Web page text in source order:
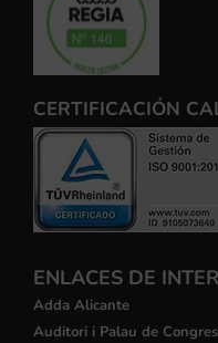
CERTIFICACIÓN
ENLACES DE
Adda Alicante
Auditori i Palau de